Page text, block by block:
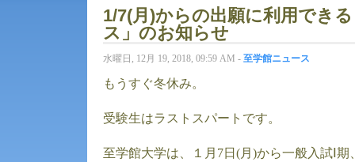
1/7(月)からの出願に利用でき
ス」のお知らせ
水曜日, 12月 19, 2018, 09:59 AM - 至学館ニュース
もうすぐ冬休み。
受験生はラストスパートです。
至学館大学は、１月7日(月)から一般入試Ⅰ